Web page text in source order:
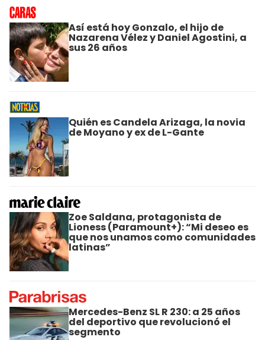
Así está hoy Gonzalo, el hijo de
Nazarena Vélez y Daniel Agostini, a
sus 26 años
Quién es Candela Arizaga, la novia
de Moyano y ex de L-Gante
Zoe Saldana, protagonista de
Lioness (Paramount+): “Mi deseo es
que nos unamos como comunidades
latinas”
Mercedes-Benz SL R 230: a 25 años
del deportivo que revolucionó el
segmento